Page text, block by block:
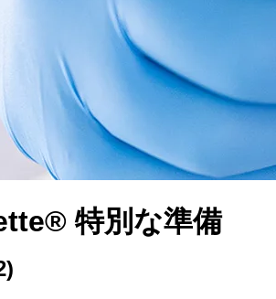
特別な準備
)